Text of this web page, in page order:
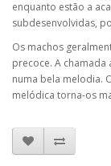
enquanto estão a
subdesenvolvidas,
Os machos
precoce. A chamada
numa bela melodia.
melódica torna-os